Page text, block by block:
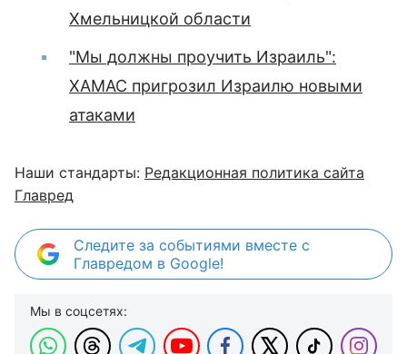
Хмельницкой области
"Мы должны проучить Израиль":
ХАМАС пригрозил Израилю новыми
атаками
Наши стандарты: Редакционная политика сайта
Главред
Следите за событиями вместе с
Главредом в Google!
Мы в соцсетях: